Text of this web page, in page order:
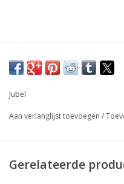
Jubel
Aan verlanglijst toevoegen /
Gerelateerde